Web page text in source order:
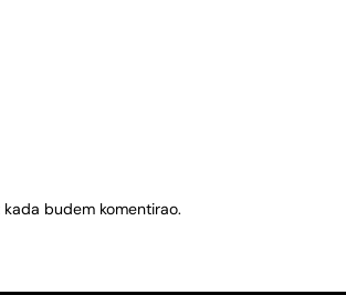
budem komentirao.